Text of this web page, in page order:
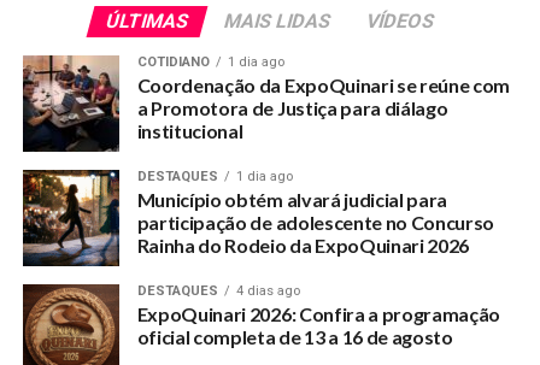
ÚLTIMAS MAIS LIDAS VÍDEOS
COTIDIANO 1 dia ago
Coordenação da ExpoQuinari se reúne com
a Promotora de Justiça para diálago
institucional
DESTAQUES 1 dia ago
Município obtém alvará judicial para
participação de adolescente no Concurso
Rainha do Rodeio da ExpoQuinari 2026
DESTAQUES 4 dias ago
ExpoQuinari 2026: Confira a programação
oficial completa de 13 a 16 de agosto